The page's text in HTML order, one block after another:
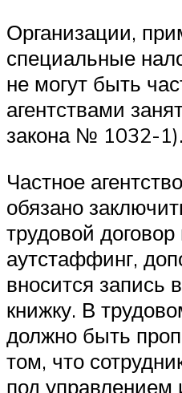
Организации,
специальные
не могут быть
агентствами
закона № 1032-1).
Частное
обязано
трудовой
аутстаффинг,
вносится запись
книжку. В
должно быть
том, что
под управлением